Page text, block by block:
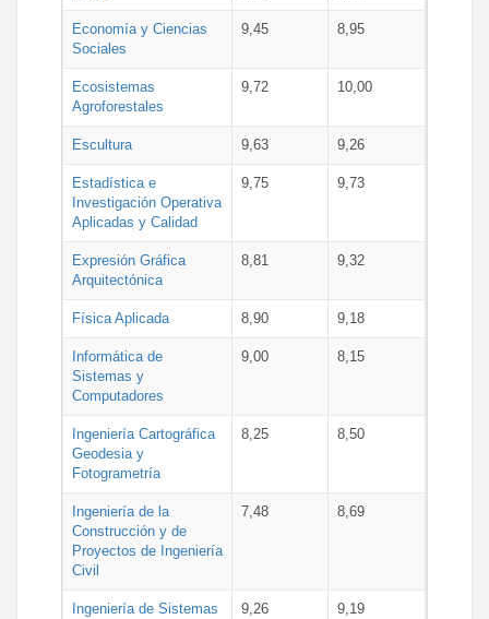
Economía y Ciencias
Sociales
9,45 8,95
Ecosistemas
Agroforestales
9,72 10,00
Escultura 9,63 9,26
Estadística e
Investigación Operativa
Aplicadas y Calidad
9,75 9,73
Expresión Gráfica
Arquitectónica
8,81 9,32
Física Aplicada 8,90 9,18
Informática de
Sistemas y
Computadores
9,00 8,15
Ingeniería Cartográfica
Geodesia y
Fotogrametría
8,25 8,50
Ingeniería de la
Construcción y de
Proyectos de Ingeniería
Civil
7,48 8,69
Ingeniería de Sistemas
9,26 9,19